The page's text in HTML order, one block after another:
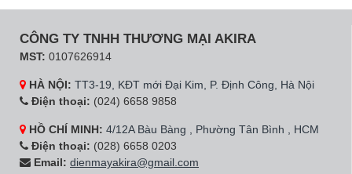
CÔNG TY TNHH THƯƠNG MẠI AKIRA
MST: 0107626914
HÀ NỘI: TT3-19, KĐT mới Đại Kim, P. Định Công, Hà Nội
Điện thoại: (024) 6658 9858
HỒ CHÍ MINH: 4/12A Bàu Bàng , Phường Tân Bình , HCM
Điện thoại: (028) 6658 0203
Email: dienmayakira@gmail.com